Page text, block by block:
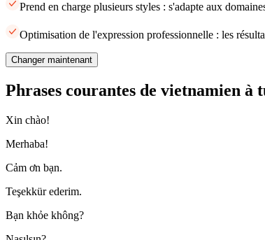
Prend en charge plusieurs styles : s'adapte aux
Optimisation de l'expression professionnelle : les
Changer maintenant
Phrases courantes de vietnamien à
Xin chào!
Merhaba!
Cảm ơn bạn.
Teşekkür ederim.
Bạn khỏe không?